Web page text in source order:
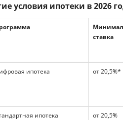
условия ипотеки в 2026
ставка
ипотека от 20,5%*
ипотека от 20,5%